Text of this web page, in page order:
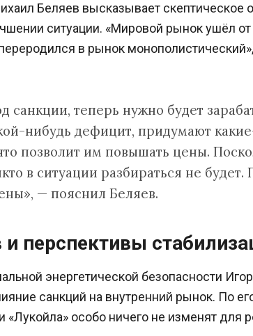
Беляев высказывает скептическое
ситуации. «Мировой рынок ушёл от
в рынок
теперь нужно будет
нибудь дефицит, придумают
позволит им повышать цены.
в ситуации разбираться не будет.
— пояснил Беляев.
перспективы
энергетической безопасности
санкций на внутренний рынок. По
«Лукойла» особо ничего не изменят для